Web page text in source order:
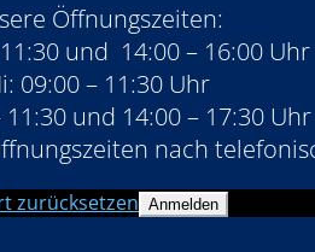
Öffnungszeiten:
und 14:00 – 16:00 Uhr
09:00 – 11:30 Uhr
11:30 und 14:00 – 17:30 Uhr
nach
zurücksetzen